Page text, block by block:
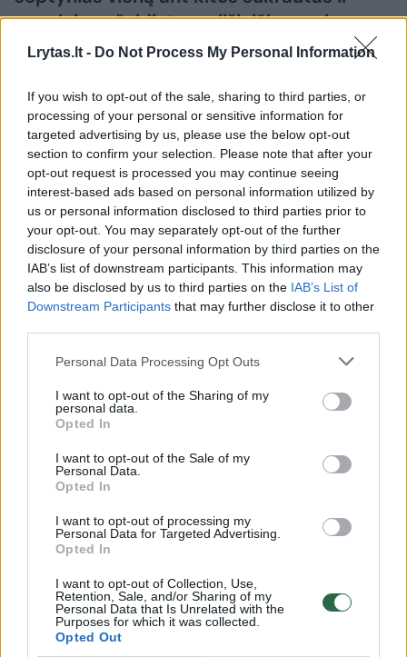
Lrytas.lt - Do Not Process My Personal Information
If you wish to opt-out of the sale, sharing to third parties, or
processing of your personal or sensitive information for
targeted advertising by us, please use the below opt-out
section to confirm your selection. Please note that after your
opt-out request is processed you may continue seeing
interest-based ads based on personal information utilized by
us or personal information disclosed to third parties prior to
your opt-out. You may separately opt-out of the further
disclosure of your personal information by third parties on the
IAB’s list of downstream participants. This information may
also be disclosed by us to third parties on the IAB’s List of
Downstream Participants that may further disclose it to other
Personal Data Processing Opt Outs
I want to opt-out of the Sharing of my
personal data.
Opted In
I want to opt-out of the Sale of my
Personal Data.
Opted In
I want to opt-out of processing my
Personal Data for Targeted Advertising.
Opted In
I want to opt-out of Collection, Use,
Retention, Sale, and/or Sharing of my
Personal Data that Is Unrelated with the
Purposes for which it was collected.
Opted Out
augalais apželdintas milžiniškas uolas
primenantis statinys yra realus lietuvių
projektas.
Apie neįprastą sumanymą paskelbė
studija MVRDV, laimėjusi socialinės įmonės
„Shift“ surengtą tarptautinį architektūros
konkursą. Projektas pavadintas „Rotterdam
ROCKS!“.
Naujas kultūros ir įvairios paskirties
kompleksas turėtų iškilti pietiniame Maso